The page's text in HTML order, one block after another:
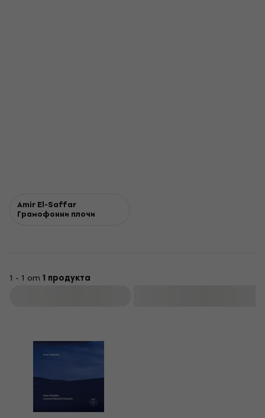
Amir El-Saffar
Грамофонни плочи
1 - 1 от 1 продукта